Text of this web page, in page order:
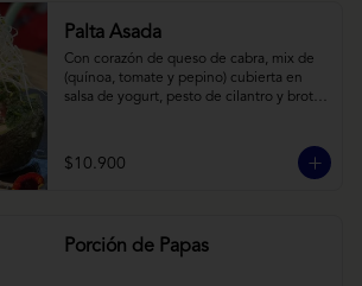
Palta Asada
Con corazón de queso de cabra, mix de
(quínoa, tomate y pepino) cubierta en
salsa de yogurt, pesto de cilantro y brotes
$10.900
Porción de Papas